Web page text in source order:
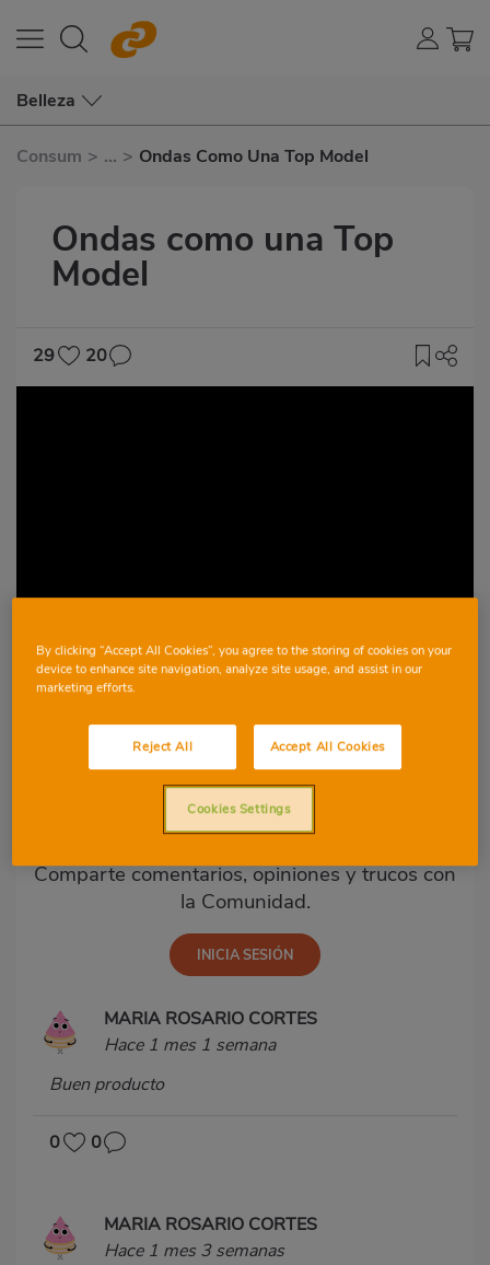
Belleza
Consum > ... > Ondas Como Una Top Model
Ondas como una Top
Model
29
20
Comentarios(20)
¿Qué opinas?
Comparte comentarios, opiniones y trucos con
la Comunidad.
MARIA ROSARIO CORTES
Hace 1 mes 1 semana
Buen producto
0 0
MARIA ROSARIO CORTES
Hace 1 mes 3 semanas
By clicking “Accept All Cookies”, you agree to the storing of cookies on your
device to enhance site navigation, analyze site usage, and assist in our
marketing efforts.
Reject All Accept All Cookies
Cookies Settings